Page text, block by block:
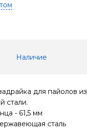
Наличие
для пайолов из
стали.
- 61,5 мм
сталь